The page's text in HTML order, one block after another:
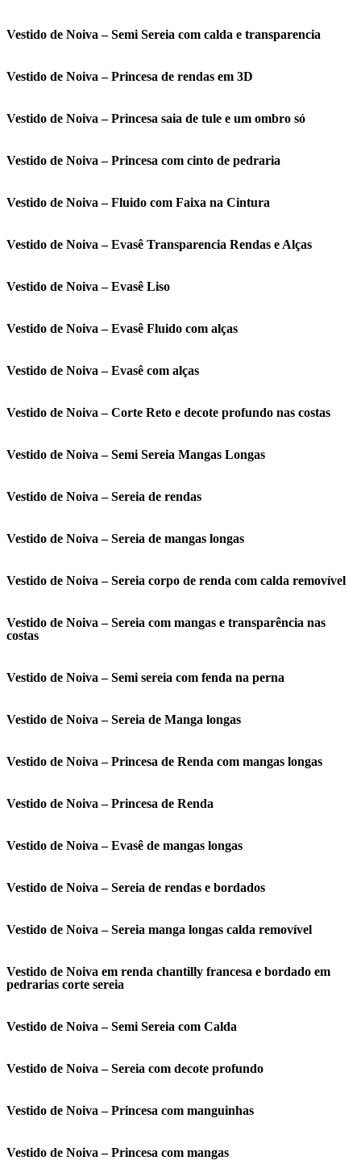
Vestido de Noiva – Semi Sereia com calda e transparencia
Vestido de Noiva – Princesa de rendas em 3D
Vestido de Noiva – Princesa saia de tule e um ombro só
Vestido de Noiva – Princesa com cinto de pedraria
Vestido de Noiva – Fluido com Faixa na Cintura
Vestido de Noiva – Evasê Transparencia Rendas e Alças
Vestido de Noiva – Evasê Liso
Vestido de Noiva – Evasê Fluido com alças
Vestido de Noiva – Evasê com alças
Vestido de Noiva – Corte Reto e decote profundo nas costas
Vestido de Noiva – Semi Sereia Mangas Longas
Vestido de Noiva – Sereia de rendas
Vestido de Noiva – Sereia de mangas longas
Vestido de Noiva – Sereia corpo de renda com calda removível
Vestido de Noiva – Sereia com mangas e transparência nas
costas
Vestido de Noiva – Semi sereia com fenda na perna
Vestido de Noiva – Sereia de Manga longas
Vestido de Noiva – Princesa de Renda com mangas longas
Vestido de Noiva – Princesa de Renda
Vestido de Noiva – Evasê de mangas longas
Vestido de Noiva – Sereia de rendas e bordados
Vestido de Noiva – Sereia manga longas calda removível
Vestido de Noiva em renda chantilly francesa e bordado em
pedrarias corte sereia
Vestido de Noiva – Semi Sereia com Calda
Vestido de Noiva – Sereia com decote profundo
Vestido de Noiva – Princesa com manguinhas
Vestido de Noiva – Princesa com mangas